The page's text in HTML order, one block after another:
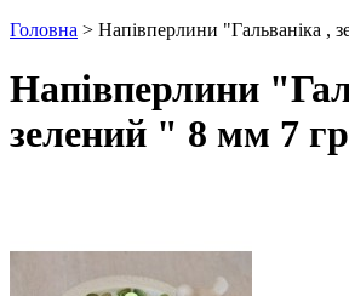
Головна > Напівперлини "Гальваніка ,
Напівперлини
зелений " 8 мм 7